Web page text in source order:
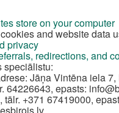
store on your computer
and website data
privacy
redirections, and
speciālistu:
Jāņa Vintēna iela
64226643, epasts:
+371 67419000,